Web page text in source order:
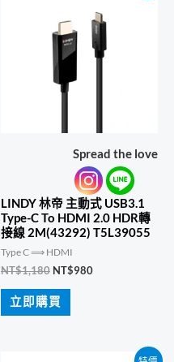
Spread the love
LINDY 林帝 主動式 USB3.1
Type-C To HDMI 2.0 HDR轉
接線 2M(43292) T5L39055
Type C ⟹ HDMI
NT$1,180 原
價
格：
NT$980目
立即購買